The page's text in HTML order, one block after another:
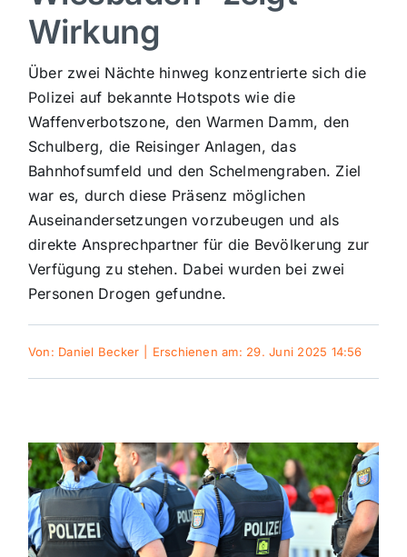
Sport
Kultur
Panorama
Mein Stadtteil
Galerie
Themen und Termine
Gewinnspiele
Wirkung
Über zwei Nächte hinweg konzentrierte sich die
Polizei auf bekannte Hotspots wie die
Waffenverbotszone, den Warmen Damm, den
Schulberg, die Reisinger Anlagen, das
Bahnhofsumfeld und den Schelmengraben. Ziel
war es, durch diese Präsenz möglichen
Auseinandersetzungen vorzubeugen und als
direkte Ansprechpartner für die Bevölkerung zur
Verfügung zu stehen. Dabei wurden bei zwei
Personen Drogen gefundne.
Von: Daniel Becker Erschienen am: 29. Juni 2025 14:56